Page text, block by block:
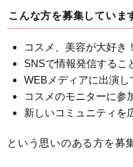
こんな方を募集していま
コスメ、美容が大好き！
SNSで情報発信するこ
WEBメディアに出演し
コスメのモニターに参
新しいコミュニティを
という思いのある方を募